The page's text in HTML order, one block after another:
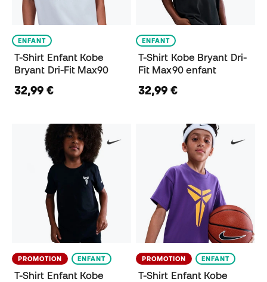
ENFANT
T-Shirt Enfant Kobe
Bryant Dri-Fit Max90
32,99 €
ENFANT
T-Shirt Kobe Bryant Dri-
Fit Max90 enfant
32,99 €
PROMOTION ENFANT
T-Shirt Enfant Kobe
PROMOTION ENFANT
T-Shirt Enfant Kobe